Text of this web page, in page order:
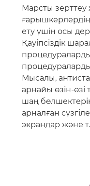
Марсты
ғарышкерлердің
ету үшін осы
Қауіпсіздік
Мысалы,
арнайы өзін-өзі
шаң
арналған
экрандар және